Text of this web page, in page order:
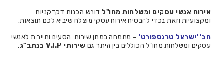
אירוח אנשי עסקים ומשלחות מחו"ל דורש הכנות דקדקניות
ומקצועיות וזאת בכדי להבטיח אירוח עסקי מוצלח שיביא לכם תוצאות.
חב' 'ישראל טרנספורט' – מתמחה במתן שירותי הסעים ותיירות לאנשי
עסקים ומשלחות מחו"ל הכוללים בין היתר גם שירותי V.I.P בנתב"ג
.